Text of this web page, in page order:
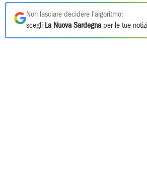
Non lasciare decidere l'algoritmo:
scegli La Nuova Sardegna per le tue